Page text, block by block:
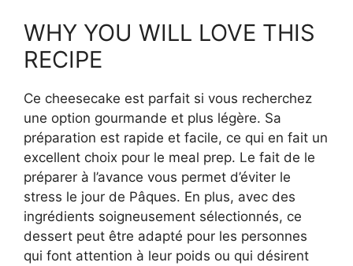
WHY YOU WILL LOVE THIS
RECIPE
Ce cheesecake est parfait si vous recherchez
une option gourmande et plus légère. Sa
préparation est rapide et facile, ce qui en fait un
excellent choix pour le meal prep. Le fait de le
préparer à l’avance vous permet d’éviter le
stress le jour de Pâques. En plus, avec des
ingrédients soigneusement sélectionnés, ce
dessert peut être adapté pour les personnes
qui font attention à leur poids ou qui désirent